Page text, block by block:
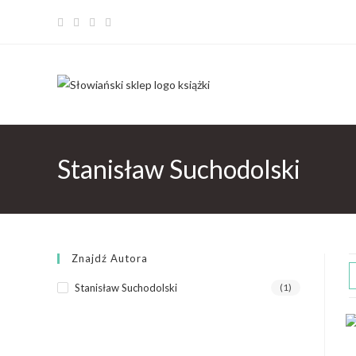
Stanisław Suchodolski
Znajdź Autora
Stanisław Suchodolski (1)